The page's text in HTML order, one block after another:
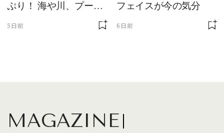
ぷり！ 海や川、プール
5日前
フェイスが今の気分
6日前
MAGAZINE